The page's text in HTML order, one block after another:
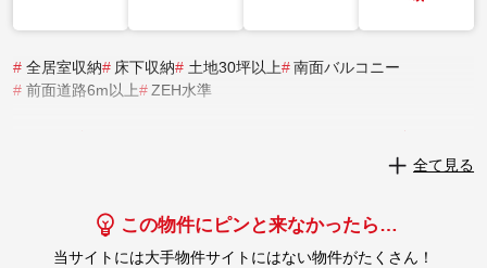
# 全居室収納# 床下収納# 土地30坪以上# 南面バルコニー
# 前面道路6m以上# ZEH水準
全て見る
この物件にピンと来なかったら…
当サイトには大手物件サイトにはない物件がたくさん！